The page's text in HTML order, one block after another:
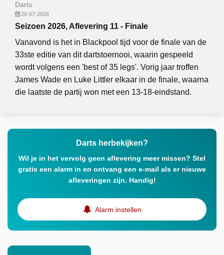
Darts
26-07-2026
Seizoen 2026, Aflevering 11 - Finale
Vanavond is het in Blackpool tijd voor de finale van de
33ste editie van dit dartstoernooi, waarin gespeeld
wordt volgens een 'best of 35 legs'. Vorig jaar troffen
James Wade en Luke Littler elkaar in de finale, waarna
die laatste de partij won met een 13-18-eindstand.
Darts herbekijken?
Wil je in het vervolg geen aflevering meer missen? Stel
gratis een alarm in en ontvang een e-mail als er nieuwe
afleveringen zijn. Handig!
Alarm instellen